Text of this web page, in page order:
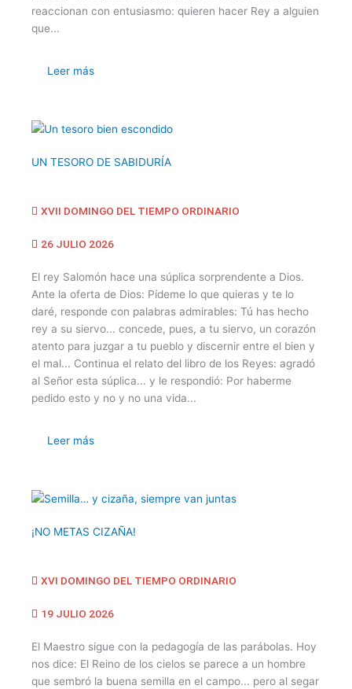
reaccionan con entusiasmo: quieren hacer Rey a alguien
que...
Leer más
UN TESORO DE SABIDURÍA
XVII DOMINGO DEL TIEMPO ORDINARIO
26 JULIO 2026
El rey Salomón hace una súplica sorprendente a Dios.
Ante la oferta de Dios: Pídeme lo que quieras y te lo
daré, responde con palabras admirables: Tú has hecho
rey a su siervo... concede, pues, a tu siervo, un corazón
atento para juzgar a tu pueblo y discernir entre el bien y
el mal... Continua el relato del libro de los Reyes: agradó
al Señor esta súplica... y le respondió: Por haberme
pedido esto y no y no una vida...
Leer más
¡NO METAS CIZAÑA!
XVI DOMINGO DEL TIEMPO ORDINARIO
19 JULIO 2026
El Maestro sigue con la pedagogía de las parábolas. Hoy
nos dice: El Reino de los cielos se parece a un hombre
que sembró la buena semilla en el campo... pero al segar